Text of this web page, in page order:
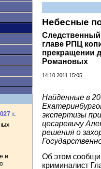
г.
и
Небесные
Следственный
главе РПЦ
прекращении
Романовых
14.10.2011 15:05
Найденные в
экспертизы
цесаревичу
решения о
Об этом
криминалист